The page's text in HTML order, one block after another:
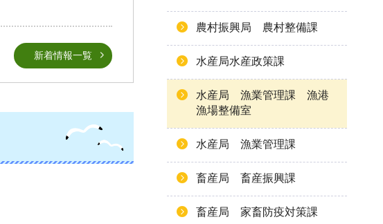
新着情報一覧
農村振興局 農村整備課
水産局水産政策課
水産局 漁業管理課 漁港
漁場整備室
水産局 漁業管理課
畜産局 畜産振興課
畜産局 家畜防疫対策課